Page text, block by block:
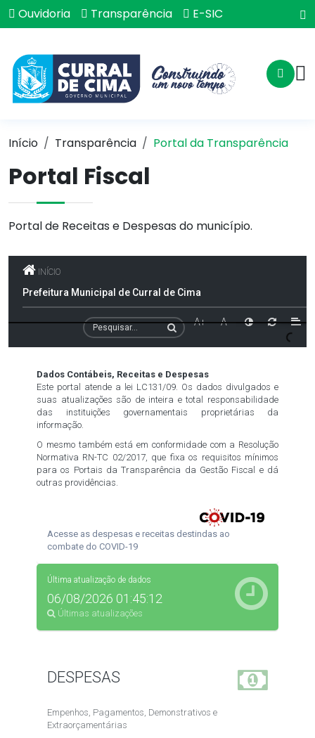
Ouvidoria Transparência E-SIC
Início Transparência Portal da Transparência
Portal Fiscal
Portal de Receitas e Despesas do município.